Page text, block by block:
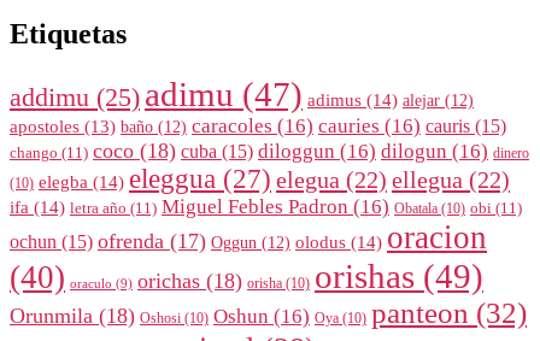
Etiquetas
addimu (25) adimu (47) adimus (14) alejar (12)
apostoles (13) baño (12) caracoles (16) cauries (16) cauris (15)
chango (11) coco (18) cuba (15) diloggun (16) dilogun (16) dinero
(10) elegba (14) eleggua (27) elegua (22) ellegua (22)
ifa (14) letra año (11) Miguel Febles Padron (16) Obatala (10) obi (11)
ochun (15) ofrenda (17) Oggun (12) olodus (14) oracion
(40) oraculo (9) orichas (18) orisha (10) orishas (49)
Orunmila (18) Oshosi (10) Oshun (16) Oya (10) panteon (32)